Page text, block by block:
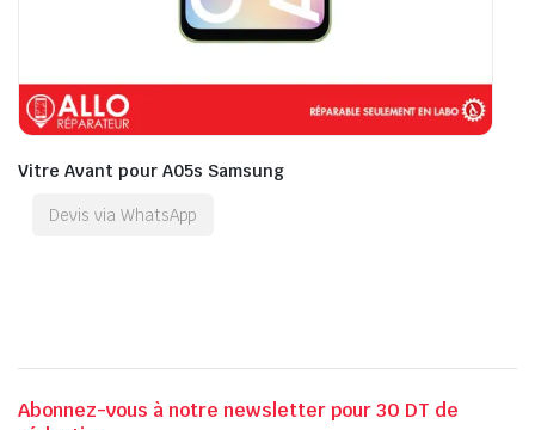
Vitre Avant pour A05s Samsung
Devis via WhatsApp
Abonnez-vous à notre newsletter pour 30 DT de